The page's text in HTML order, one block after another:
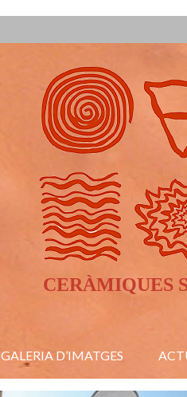
CERÀMIQUES
GALERIA D’IMATGES